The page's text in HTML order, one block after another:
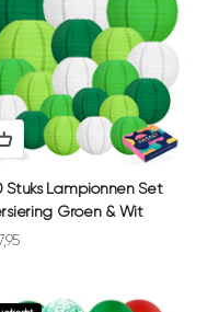
Stuks Lampionnen Set
Groen & Wit